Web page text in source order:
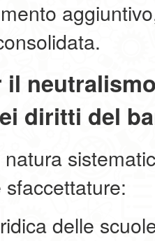
il
diritti del
delle